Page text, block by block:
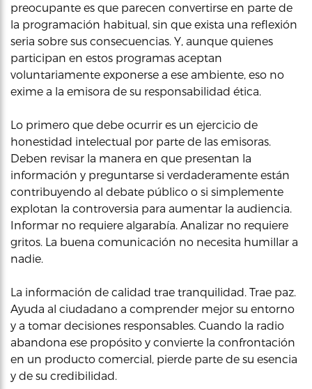
preocupante es que parecen convertirse en parte de
la programación habitual, sin que exista una reflexión
seria sobre sus consecuencias. Y, aunque quienes
participan en estos programas aceptan
voluntariamente exponerse a ese ambiente, eso no
exime a la emisora de su responsabilidad ética.
Lo primero que debe ocurrir es un ejercicio de
honestidad intelectual por parte de las emisoras.
Deben revisar la manera en que presentan la
información y preguntarse si verdaderamente están
contribuyendo al debate público o si simplemente
explotan la controversia para aumentar la audiencia.
Informar no requiere algarabía. Analizar no requiere
gritos. La buena comunicación no necesita humillar a
nadie.
La información de calidad trae tranquilidad. Trae paz.
Ayuda al ciudadano a comprender mejor su entorno
y a tomar decisiones responsables. Cuando la radio
abandona ese propósito y convierte la confrontación
en un producto comercial, pierde parte de su esencia
y de su credibilidad.